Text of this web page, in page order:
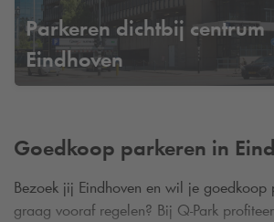
Parkeren dichtbij centrum
Eindhoven
Goedkoop parkeren in
Bezoek jij Eindhoven en wil je goedkoop
graag vooraf regelen? Bij Q-Park